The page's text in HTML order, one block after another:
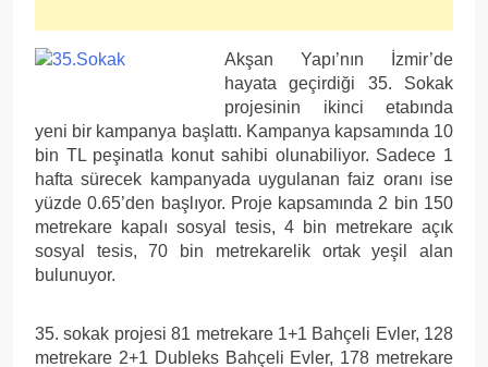
Akşan Yapı’nın İzmir’de
hayata geçirdiği 35. Sokak
projesinin ikinci etabında
yeni bir kampanya başlattı. Kampanya kapsamında 10
bin TL peşinatla konut sahibi olunabiliyor. Sadece 1
hafta sürecek kampanyada uygulanan faiz oranı ise
yüzde 0.65’den başlıyor. Proje kapsamında 2 bin 150
metrekare kapalı sosyal tesis, 4 bin metrekare açık
sosyal tesis, 70 bin metrekarelik ortak yeşil alan
bulunuyor.
35. sokak projesi 81 metrekare 1+1 Bahçeli Evler, 128
metrekare 2+1 Dubleks Bahçeli Evler, 178 metrekare